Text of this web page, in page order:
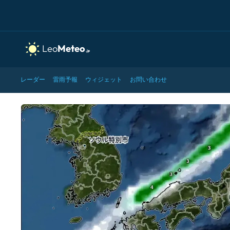
レーダー 雷雨予報 ウィジェット お問い合わせ